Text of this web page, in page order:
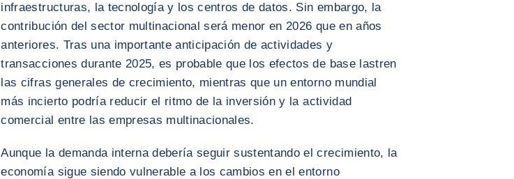
infraestructuras, la tecnología y los centros de datos. Sin embargo, la
contribución del sector multinacional será menor en 2026 que en años
anteriores. Tras una importante anticipación de actividades y
transacciones durante 2025, es probable que los efectos de base lastren
las cifras generales de crecimiento, mientras que un entorno mundial
más incierto podría reducir el ritmo de la inversión y la actividad
comercial entre las empresas multinacionales.
Aunque la demanda interna debería seguir sustentando el crecimiento, la
economía sigue siendo vulnerable a los cambios en el entorno